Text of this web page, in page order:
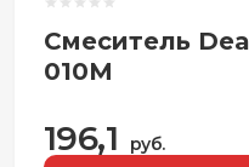
Смеситель
010M
196,1 руб.